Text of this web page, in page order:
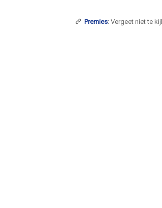
Premies: Vergeet niet te